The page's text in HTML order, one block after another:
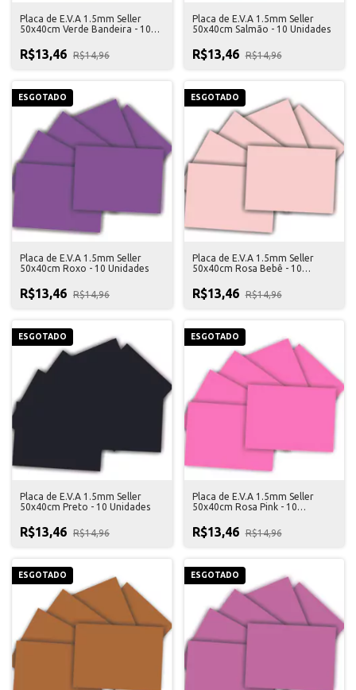
Placa de E.V.A 1.5mm Seller
50x40cm Verde Bandeira - 10
R$13,46 R$14,96
Placa de E.V.A 1.5mm Seller
50x40cm Salmão - 10 Unidades
R$13,46 R$14,96
ESGOTADO
Placa de E.V.A 1.5mm Seller
50x40cm Roxo - 10 Unidades
R$13,46 R$14,96
ESGOTADO
Placa de E.V.A 1.5mm Seller
50x40cm Rosa Bebê - 10
R$13,46 R$14,96
ESGOTADO
Placa de E.V.A 1.5mm Seller
50x40cm Preto - 10 Unidades
R$13,46 R$14,96
ESGOTADO
Placa de E.V.A 1.5mm Seller
50x40cm Rosa Pink - 10
R$13,46 R$14,96
ESGOTADO ESGOTADO